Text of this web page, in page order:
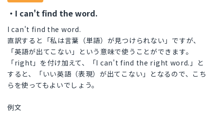
・I can't find the word.
I can't find the word.
直訳すると「私は言葉（単語）が見つけられない」ですが、
「英語が出てこない」という意味で使うことができます。
「right」を付け加えて、「I can't find the right word.」と
すると、「いい英語（表現）が出てこない」となるので、こち
らを使ってもよいでしょう。
例文